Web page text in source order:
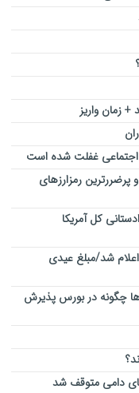
اجتماعی غفلت شده است
پرضررترین رمزارزهای
کل آمریکا
شد/مبلغ عیدی
چگونه در بورس پذیرش